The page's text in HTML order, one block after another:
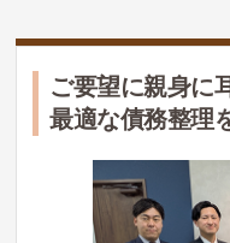
ご要望に親身に
最適な債務整理